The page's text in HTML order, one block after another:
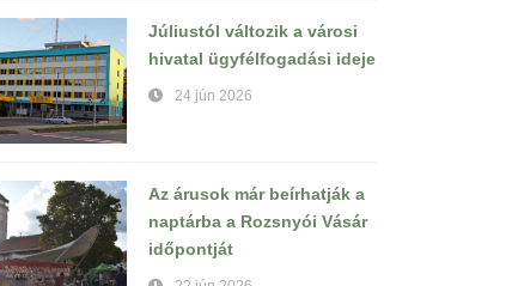
Júliustól változik a városi
hivatal ügyfélfogadási ideje
24 jún 2026
Az árusok már beírhatják a
naptárba a Rozsnyói Vásár
időpontját